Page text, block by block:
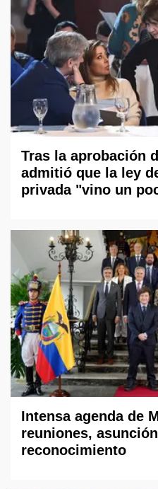
Tras la aprobación
admitió que la ley
privada "vino un
Intensa agenda de
reuniones,
reconocimiento